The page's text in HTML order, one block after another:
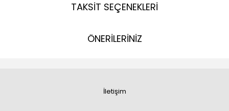
TAKSİT SEÇENEKLERİ
ÖNERİLERİNİZ
İletişim